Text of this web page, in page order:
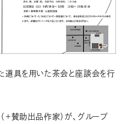
道具を用いた茶会と座談会を行
賛助出品作家）が、グループ